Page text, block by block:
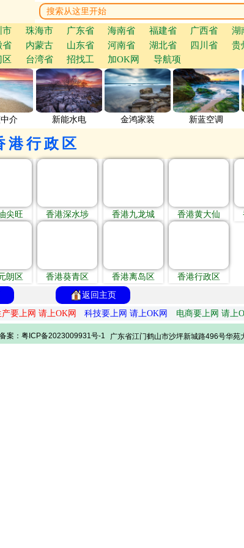
市 珠海市 广东省 海南省 福建省 广西省 湖
省 内蒙古 山东省 河南省 湖北省 四川省 贵
区 台湾省 招找工 加OK网 导航项
介 新能水电 金鸿家装 新蓝空调
港行政区
尖旺 香港深水埗 香港九龙城 香港黄大仙
朗区 香港葵青区 香港离岛区
香港行政区
返回主页
产要上网 请上OK网 科技要上网 请上OK网 电商要上网 请上
案：粤ICP备2023009931号-1 广东省江门鹤山市沙坪新城路496号华苑